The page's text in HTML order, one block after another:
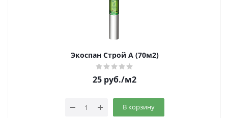
Экоспан Строй А (70м2)
25 руб./м2
В корзину